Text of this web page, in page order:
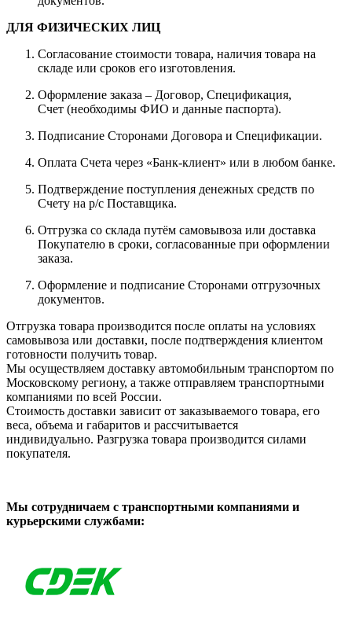
ДЛЯ ФИЗИЧЕСКИХ ЛИЦ
Согласование стоимости товара, наличия товара на
складе или сроков его изготовления.
Оформление заказа – Договор, Спецификация,
Счет (необходимы ФИО и данные паспорта).
Подписание Сторонами Договора и Спецификации.
Оплата Счета через «Банк-клиент» или в любом банке.
Подтверждение поступления денежных средств по
Счету на р/с Поставщика.
Отгрузка со склада путём самовывоза или доставка
Покупателю в сроки, согласованные при оформлении
заказа.
Оформление и подписание Сторонами отгрузочных
документов.
Отгрузка товара производится после оплаты на условиях
самовывоза или доставки, после подтверждения клиентом
готовности получить товар.
Мы осуществляем доставку автомобильным транспортом по
Московскому региону, а также отправляем транспортными
компаниями по всей России.
Стоимость доставки зависит от заказываемого товара, его
веса, объема и габаритов и рассчитывается
индивидуально. Разгрузка товара производится силами
покупателя.
Мы сотрудничаем с транспортными компаниями и
курьерскими службами: